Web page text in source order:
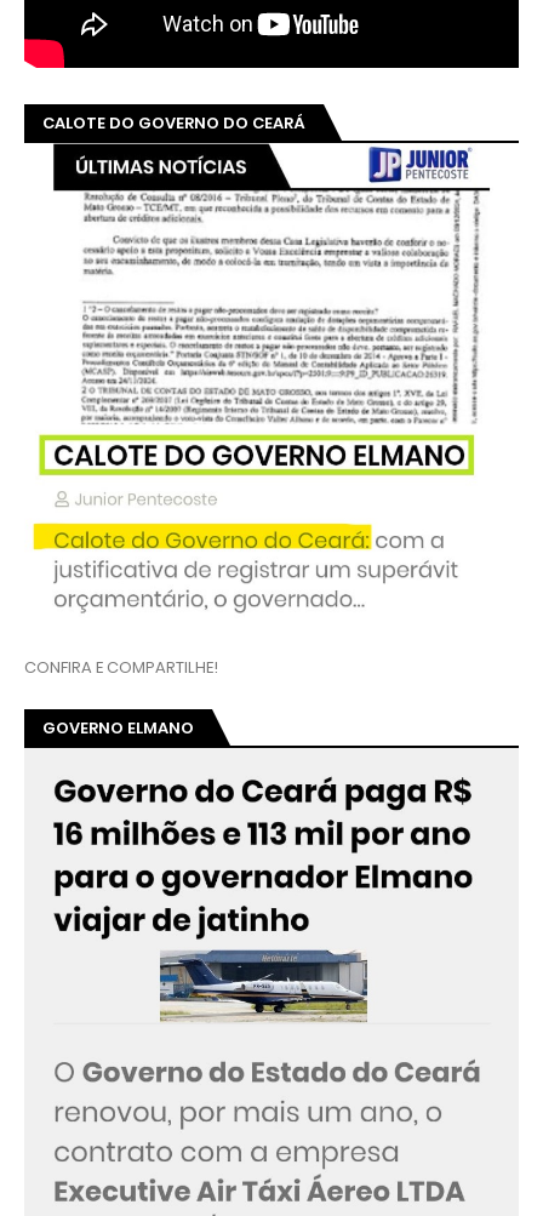
CALOTE DO GOVERNO DO CEARÁ
CONFIRA E COMPARTILHE!
GOVERNO ELMANO